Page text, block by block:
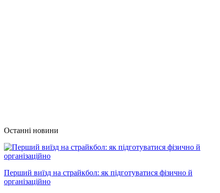
Останні новини
Перший виїзд на страйкбол: як підготуватися фізично й
організаційно